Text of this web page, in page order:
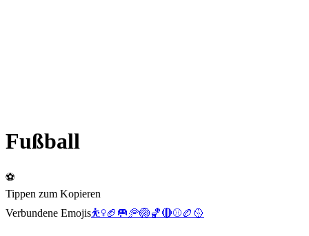
Fußball
⚽
Tippen zum Kopieren
Verbundene Emojis⛹️‍♀️🏈 🥅🥏🏐🏀🔴⚾🏉 🥎